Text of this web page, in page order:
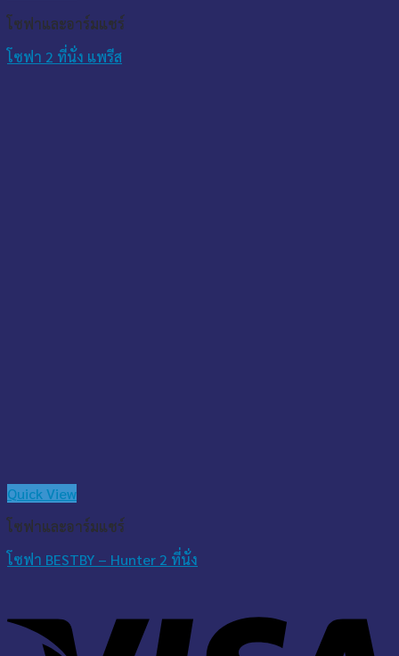
โซฟาและอาร์มแชร์
โซฟา 2 ที่นั่ง แพรีส
Quick View
โซฟาและอาร์มแชร์
โซฟา BESTBY – Hunter 2 ที่นั่ง